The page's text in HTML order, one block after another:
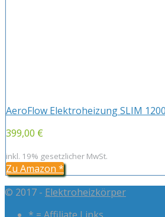
AeroFlow Elektroheizung SLIM 1200
399,00 €
inkl. 19% gesetzlicher MwSt.
Zu Amazon *
© 2017 - Elektroheizkörper